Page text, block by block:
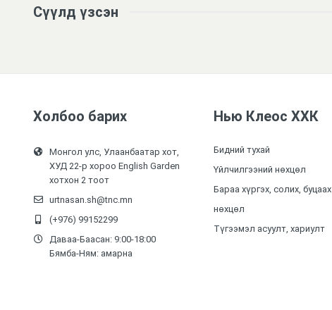
Сүүлд үзсэн
Холбоо барих
Монгол улс, Улаанбаатар хот,
ХУД 22-р хороо English Garden
хотхон 2 тоот
urtnasan.sh@tnc.mn
(+976) 99152299
Даваа-Баасан: 9:00-18:00
Бямба-Ням: амарна
Нью Клеос ХХК
Бидний тухай
Үйлчилгээний нөхцөл
Бараа хүргэх, солих, буцаах
нөхцөл
Түгээмэл асуулт, хариулт